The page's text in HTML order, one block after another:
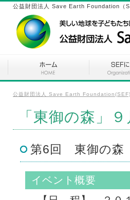
公益財団法人 Save Earth Foundation（
公益財団法人 Save Earth Foundation(SEF)
「東御の森」
第6回 東御の森
イベント概要